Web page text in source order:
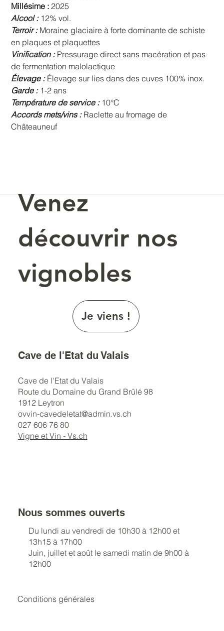
Millésime : 2025
Alcool : 12% vol.
Terroir :Moraine glaciaire à forte dominante de schiste
en plaques et plaquettes
Vinification :Pressurage direct sans macération et pas
de fermentation malolactique
Élevage :Élevage sur lies dans des cuves 100% inox.
Garde :1-2 ans
Température de service :10°C
Accords mets/vins :Raclette au fromage de
Châteauneuf
Venez
découvrir nos
vignobles
Je viens !
Cave de l'Etat du Valais
Cave de l'Etat du Valais
Route du Domaine du Grand Brûlé 98
1912 Leytron
ovvin-cavedeletat@admin.vs.ch
027 606 76 80
Vigne et Vin - Vs.ch
Nous sommes ouverts
Du lundi au vendredi de 10h30 à 12h00 et
13h15 à 17h00
Juin, juillet et août le samedi matin de 9h00 à
12h00
Conditions générales